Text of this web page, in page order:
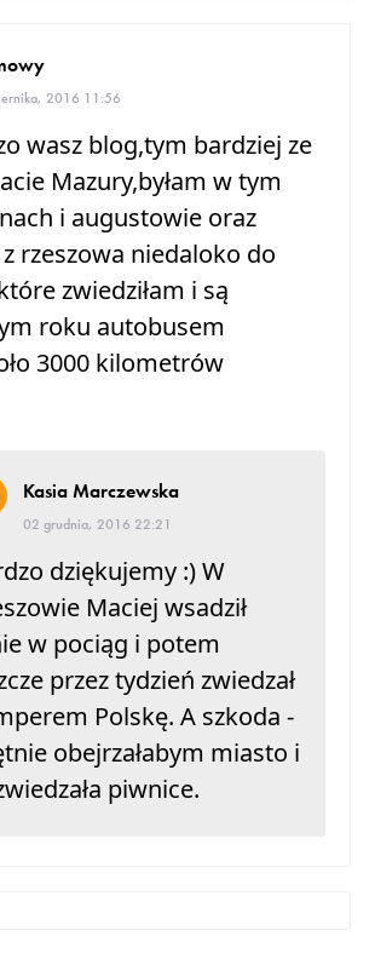
2016 11:56
wasz blog,tym bardziej ze
Mazury,byłam w tym
i augustowie oraz
z rzeszowa niedaloko do
zwiedziłam i są
roku autobusem
3000 kilometrów
Kasia Marczewska
02 grudnia, 2016 22:21
dziękujemy :) W
Maciej wsadził
w pociąg i potem
przez tydzień zwiedzał
Polskę. A szkoda -
obejrzałabym miasto i
piwnice.